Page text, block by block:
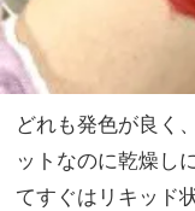
どれも発色が良く
ットなのに乾燥し
てすぐはリキッド